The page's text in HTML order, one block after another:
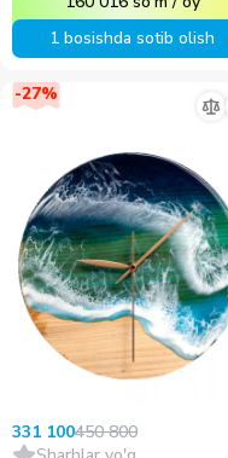
1 bosishda sotib olish
-27%
331 100450 800